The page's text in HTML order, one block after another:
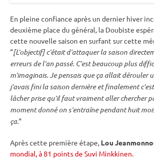
En pleine confiance après un dernier hiver
deuxième place du général, la Doubiste
cette nouvelle saison en surfant sur cette
“[L’objectif] c’était d’attaquer la saison
erreurs de l’an passé. C’est beaucoup plus
m’imaginais. Je pensais que ça allait dérouler
j’avais fini la saison dernière et finalement
lâcher prise qu’il faut vraiment aller chercher
moment donné on s’entraîne pendant huit
ça.“
Après cette première étape, Lou
mondial, à 81 points de Suvi Minkkinen.